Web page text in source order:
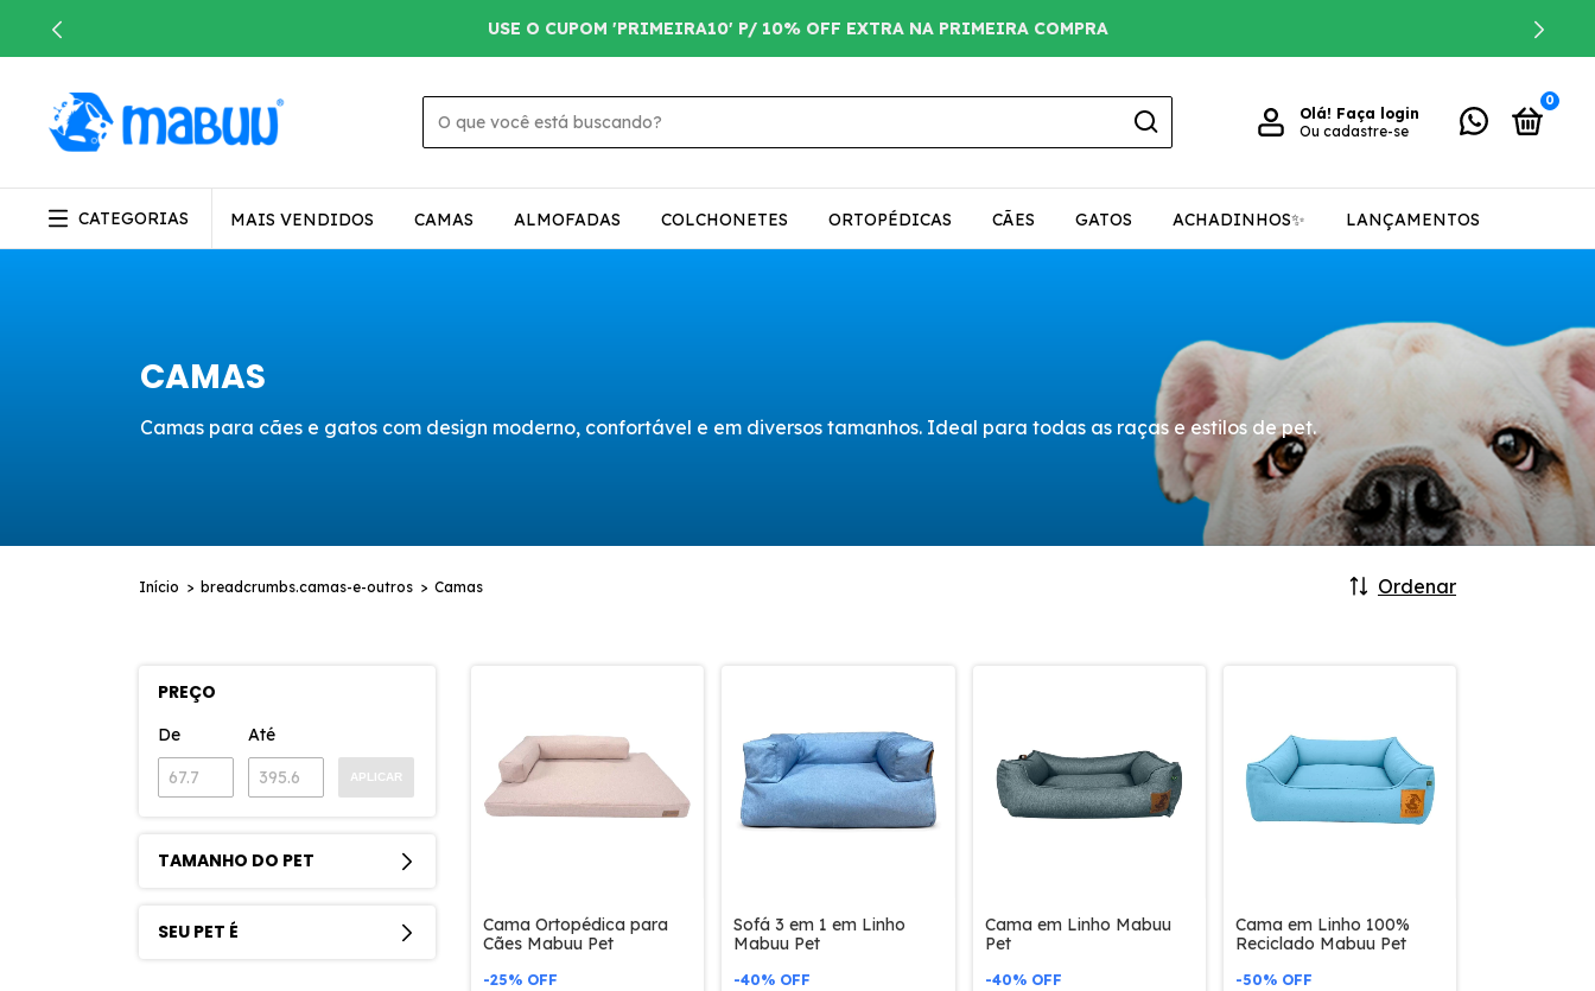
USE O CUPOM 'PRIMEIRA10' P/ 10% OFF EXTRA NA PRIMEIRA COMPRA
Olá! Faça login
Ou cadastre-se
0
CATEGORIAS MAIS VENDIDOS CAMAS ALMOFADAS COLCHONETES ORTOPÉDICAS CÃES GATOS ACHADINHOS✨ LANÇAMENTOS
CAMAS
Camas para cães e gatos com design moderno, confortável e em diversos tamanhos. Ideal para todas as raças e estilos de pet.
Início > breadcrumbs.camas-e-outros > Camas Ordenar
PREÇO
De Até
APLICAR
TAMANHO DO PET
SEU PET É
Cama Ortopédica para
Cães Mabuu Pet
-25% OFF
Sofá 3 em 1 em Linho
Mabuu Pet
-40% OFF
Cama em Linho Mabuu
Pet
-40% OFF
Cama em Linho 100%
Reciclado Mabuu Pet
-50% OFF